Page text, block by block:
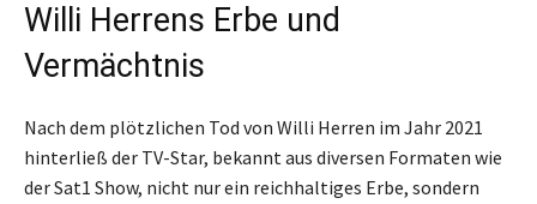
Willi Herrens Erbe und
Vermächtnis
Nach dem plötzlichen Tod von Willi Herren im Jahr 2021
hinterließ der TV-Star, bekannt aus diversen Formaten wie
der Sat1 Show, nicht nur ein reichhaltiges Erbe, sondern